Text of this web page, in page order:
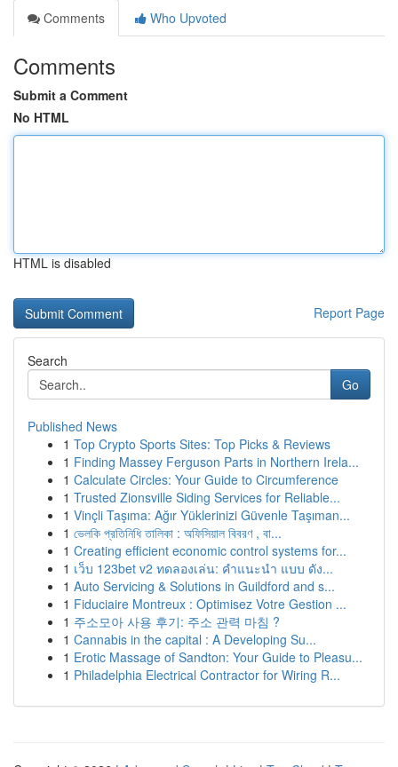
Comments
Who Upvoted
Comments
Submit a Comment
No HTML
HTML is disabled
Report Page
Search
Go
Published News
1 Top Crypto Sports Sites: Top Picks & Reviews
1 Finding Massey Ferguson Parts in Northern Irela...
1 Calculate Circles: Your Guide to Circumference
1 Trusted Zionsville Siding Services for Reliable...
1 Vinçli Taşıma: Ağır Yüklerinizi Güvenle Taşıman...
1 ভেলকি প্রতিনিধি তালিকা : অফিসিয়াল বিবরণ , বা...
1 Creating efficient economic control systems for...
1 เว็บ 123bet v2 ทดลองเล่น: คำแนะนำ แบบ ดัง...
1 Auto Servicing & Solutions in Guildford and s...
1 Fiduciaire Montreux : Optimisez Votre Gestion ...
1 주소모아 사용 후기: 주소 관력 마침 ?
1 Cannabis in the capital : A Developing Su...
1 Erotic Massage of Sandton: Your Guide to Pleasu...
1 Philadelphia Electrical Contractor for Wiring R...